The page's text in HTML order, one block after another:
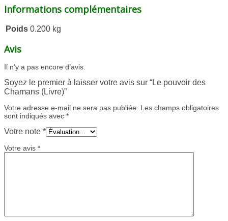
Informations complémentaires
Poids 0.200 kg
Avis
Il n’y a pas encore d’avis.
Soyez le premier à laisser votre avis sur “Le pouvoir des
Chamans (Livre)”
Votre adresse e-mail ne sera pas publiée. Les champs obligatoires
sont indiqués avec *
Votre note *
Votre avis *